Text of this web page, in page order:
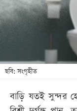
বিনোদন
শিক্ষা
সব
ছবি: সংগৃহীত
বাড়ি যতই সুন্দর